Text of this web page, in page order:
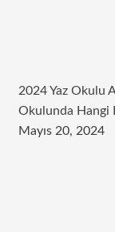
2024 Yaz Okulu
Okulunda Hangi
Mayıs 20, 2024